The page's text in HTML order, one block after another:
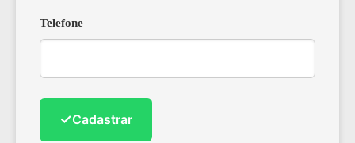
Telefone
✓Cadastrar